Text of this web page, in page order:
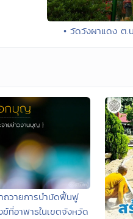
• วัดวังผาแดง ต
วายการบำบัดฟื้นฟู
ที่อาพาธในเขตจังหวัด